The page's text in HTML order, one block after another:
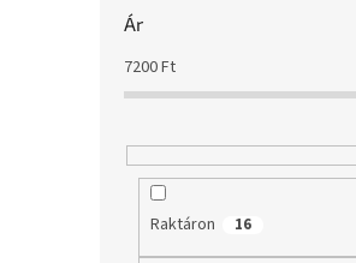
Ár
7200Ft
Raktáron 16